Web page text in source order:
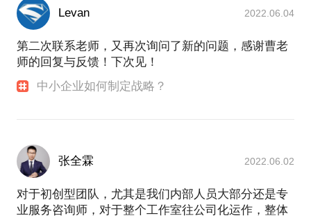
Levan 2022.06.04
第二次联系老师，又再次询问了新的问题，感谢曹老
师的回复与反馈！下次见！
中小企业如何制定战略？
张全霖 2022.06.02
对于初创型团队，尤其是我们内部人员大部分还是专
业服务咨询师，对于整个工作室往公司化运作，整体